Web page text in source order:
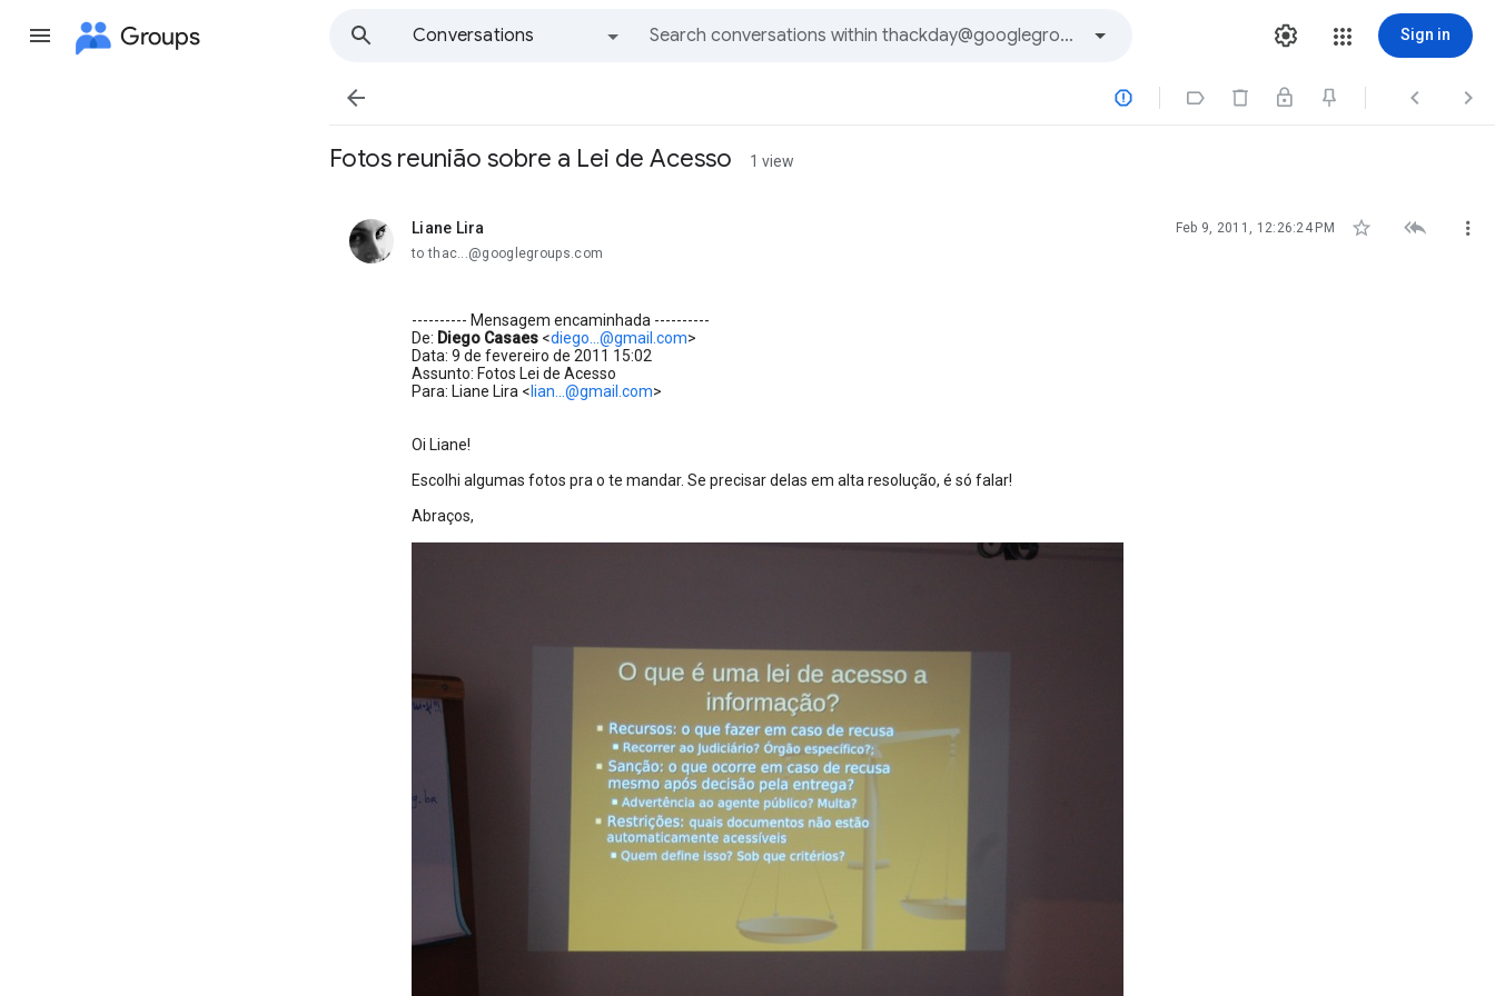
Groups
Conversations
Sign in
    
Fotos reunião sobre a Lei de Acesso 1 view
Liane Lira
unread, Feb 9, 2011, 12:26:24 PM   
to thac...@googlegroups.com
---------- Mensagem encaminhada ----------
De: Diego Casaes <diego...@gmail.com>
Data: 9 de fevereiro de 2011 15:02
Assunto: Fotos Lei de Acesso
Para: Liane Lira < lian...@gmail.com>
Oi Liane!
Escolhi algumas fotos pra o te mandar. Se precisar delas em alta resolução, é só falar!
Abraços,